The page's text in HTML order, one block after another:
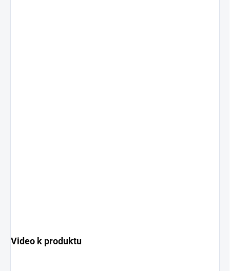
Video k produktu